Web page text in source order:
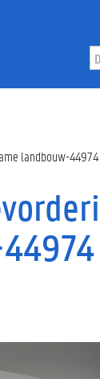
landbouw-44974